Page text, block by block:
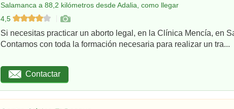
Salamanca a 88,2 kilómetros desde Adalia, como llegar
4,5
Si necesitas practicar un aborto legal, en la Clínica Mencía, en
Contamos con toda la formación necesaria para realizar un tra...
Contactar